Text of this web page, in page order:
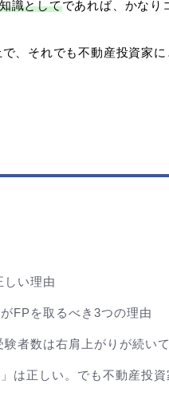
識としてであれば、かなり
、それでも不動産投資家に
しい理由
FPを取るべき3つの理由
者数は右肩上がりが続い
は正しい。でも不動産投資